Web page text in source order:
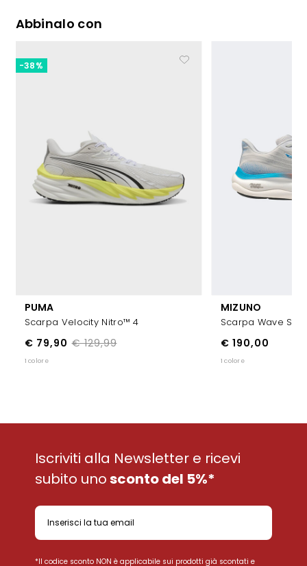
Abbinalo con
PUMA
Scarpa Velocity Nitro™ 4
€ 129,99
€ 79,90
-38%
1 colore
MIZUNO
Scarpa Wave Sky
€ 190,00
1 colore
Iscriviti alla Newsletter e ricevi
subito unosconto del 5%*
*Il codice sconto NON è applicabile sui prodotti già scontati e